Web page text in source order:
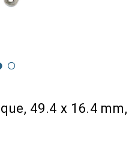
49.4 x 16.4 mm,